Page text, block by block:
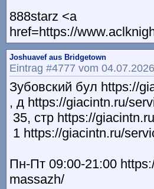
888starz <a
href=https://
Joshuavef aus Bridgetown
Eintrag #4777 vom
Зубовский бул https://
, д https://giacintn.ru/
35, стр https://
1 https://giacintn.ru/
Пн-Пт 09:00-21:00
massazh/